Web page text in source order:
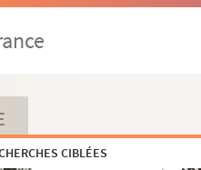
CIBLÉES